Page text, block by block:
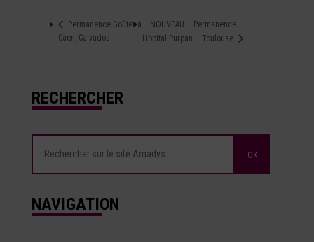
Permanence Goûter à
Caen, Calvados
NOUVEAU – Permanence
Hopital Purpan – Toulouse
RECHERCHER
NAVIGATION